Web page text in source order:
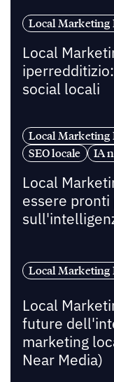
Local Marketing
Local
social locali
Local Marketing
SEO locale
IA
Local
essere
Local Marketing
Local
future
marketing
Near Media)